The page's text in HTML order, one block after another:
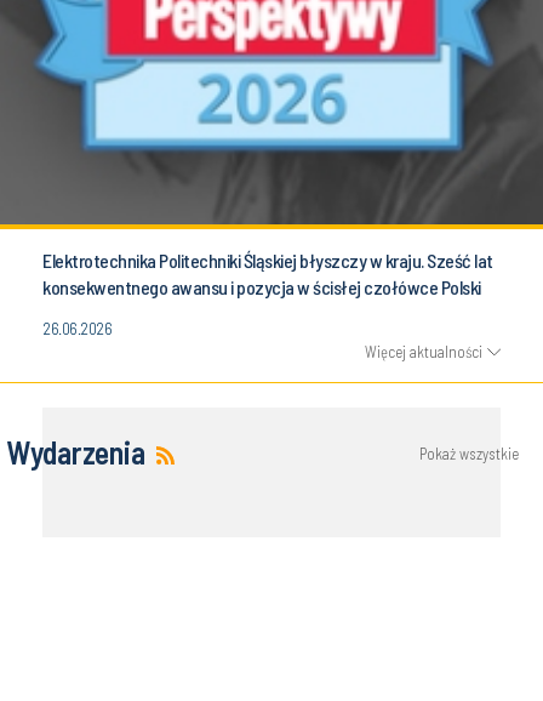
Elektrotechnika Politechniki Śląskiej błyszczy w kraju. Sześć lat
konsekwentnego awansu i pozycja w ścisłej czołówce Polski
26.06.2026
Więcej aktualności
Wydarzenia Pokaż wszystkie